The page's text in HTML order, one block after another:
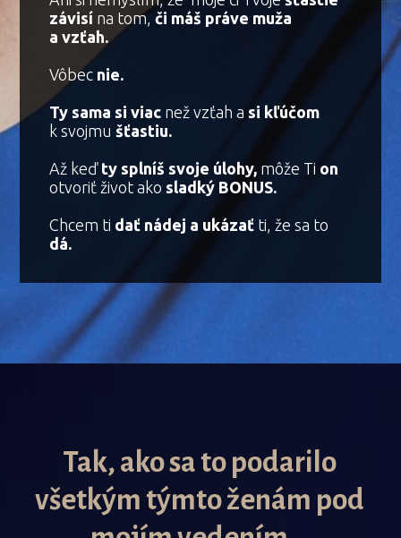
závisína tom, či máš práve muža
a vzťah.
Vôbecnie.
Ty sama si viacnež vzťah a si kľúčom
k svojmu šťastiu.
Až keď ty splníš svoje úlohy,môže Ti on
otvoriť život ako sladký BONUS.
Chcem ti dať nádej a ukázať ti, že sa to
dá.
Tak, ako sa to podarilo
všetkým týmto ženám pod